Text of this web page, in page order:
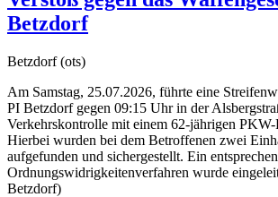
Betzdorf
Betzdorf (ots)
Am Samstag, 25.07.2026, führte eine
PI Betzdorf gegen 09:15 Uhr in der
Verkehrskontrolle mit einem 62-jährigen PKW-
Hierbei wurden bei dem Betroffenen zwei
aufgefunden und sichergestellt. Ein
Ordnungswidrigkeitenverfahren wurde
Betzdorf)